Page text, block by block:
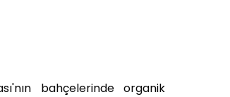
bahçelerinde organik